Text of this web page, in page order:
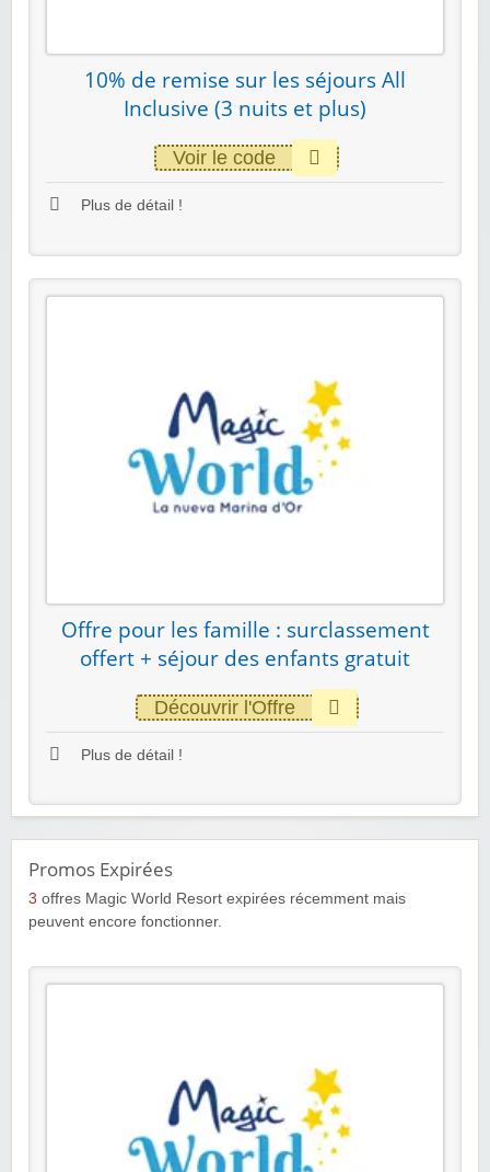
10% de remise sur les séjours All
Inclusive (3 nuits et plus)
Voir le code
Plus de détail !
Offre pour les famille : surclassement
offert + séjour des enfants gratuit
Découvrir l'Offre
Plus de détail !
Promos Expirées
3 offres Magic World Resort expirées récemment mais
peuvent encore fonctionner.